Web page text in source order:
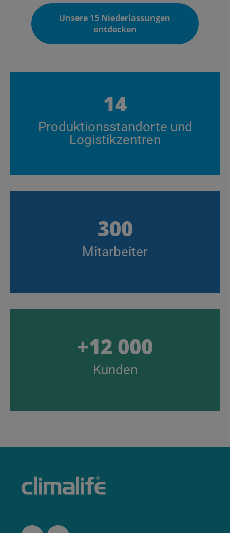
Unsere 15 Niederlassungen
entdecken
14
Produktionsstandorte und
Logistikzentren
300
Mitarbeiter
+12 000
Kunden